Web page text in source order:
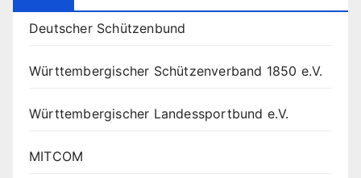
Deutscher Schützenbund
Württembergischer Schützenverband 1850 e.V.
Württembergischer Landessportbund e.V.
MITCOM